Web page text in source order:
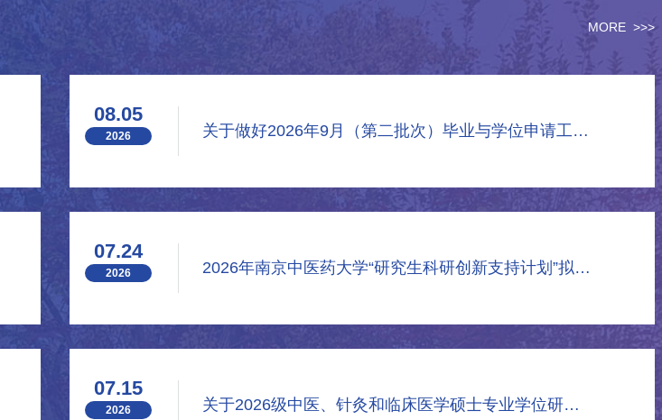
MORE >>>
08.05
2026 关于做好2026年9月（第二批次）毕业与学位申请工作的通知
07.24
2026 2026年南京中医药大学“研究生科研创新支持计划”拟立项项目公示
07.15
2026 关于2026级中医、针灸和临床医学硕士专业学位研究生暑期课程安排与网上选课通知